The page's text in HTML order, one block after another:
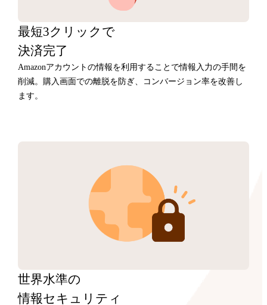
最短3クリックで
決済完了
Amazonアカウントの情報を利用することで情報入力の手間を
削減。購入画面での離脱を防ぎ、コンバージョン率を改善し
ます。
世界水準の
情報セキュリティ